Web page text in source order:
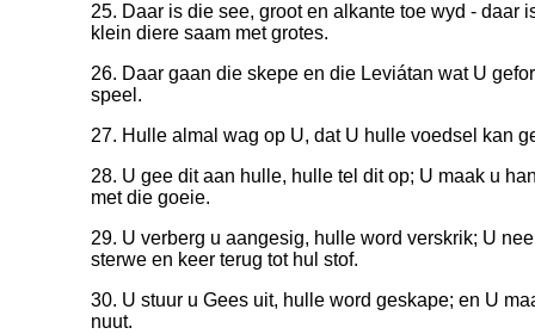
25. Daar is die see, groot en alkante toe wyd - daar
klein diere saam met grotes.
26. Daar gaan die skepe en die Leviátan wat U
speel.
27. Hulle almal wag op U, dat U hulle voedsel kan
28. U gee dit aan hulle, hulle tel dit op; U maak u
met die goeie.
29. U verberg u aangesig, hulle word verskrik; U
sterwe en keer terug tot hul stof.
30. U stuur u Gees uit, hulle word geskape; en U
nuut.